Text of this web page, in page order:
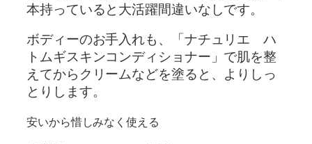
本持っていると大活躍間違いなしです。
ボディーのお手入れも、「ナチュリエ ハ
トムギスキンコンディショナー」で肌を整
えてからクリームなどを塗ると、よりしっ
とりします。
安いから惜しみなく使える